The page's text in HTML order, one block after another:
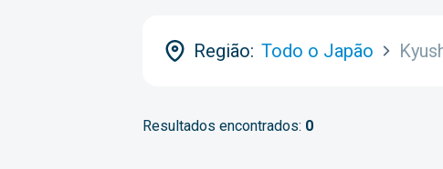
Região: Todo o Japão
Resultados encontrados: 0